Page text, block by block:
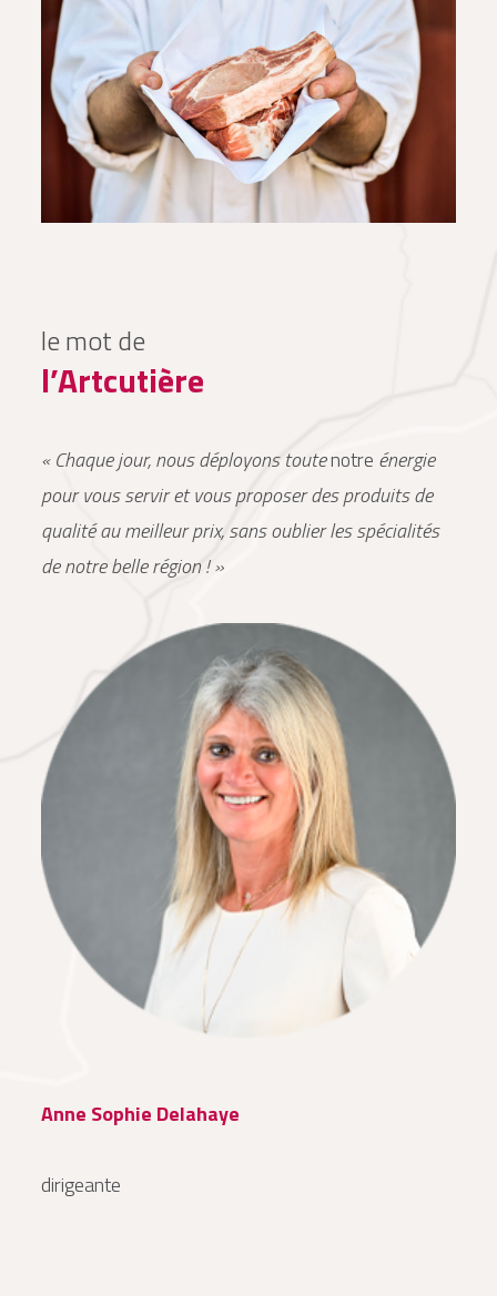
le mot de
l’Artcutière
« Chaque jour, nous déployons toutenotre énergie
pour vous servir et vous proposer des produits de
qualité au meilleur prix, sans oublier les spécialités
de notre belle région ! »
Anne Sophie Delahaye
dirigeante